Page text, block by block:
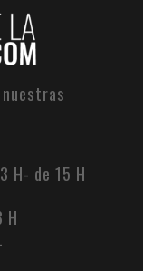
H- de 15 H
H